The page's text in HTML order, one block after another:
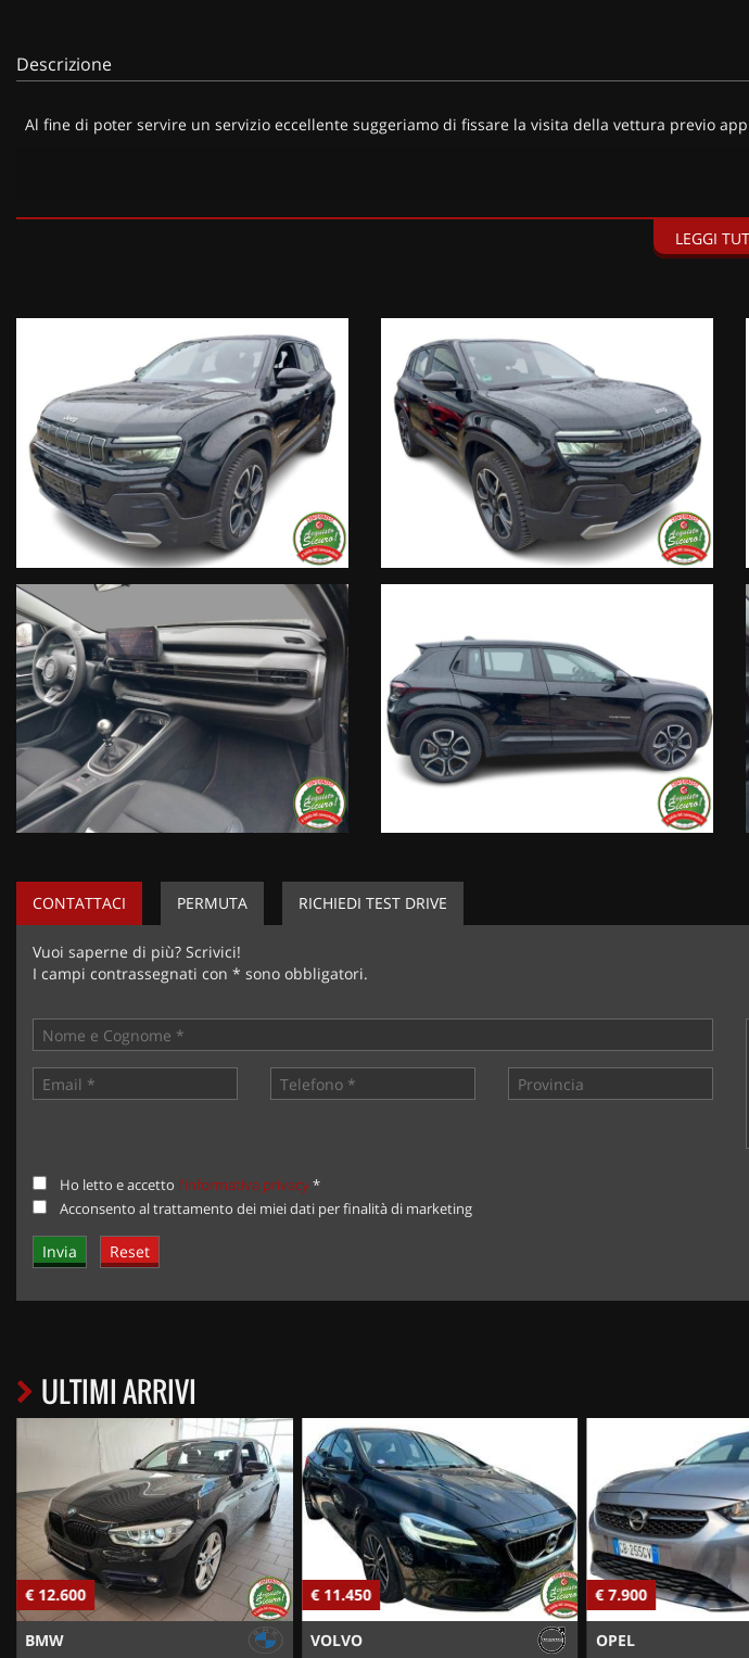
Descrizione
Al fine di poter servire un servizio eccellente suggeriamo di fissare la visita della vettura previo
• Garanzia legale di Conformità prevista obbligatoriamente dal Codice del Consumo;
• Garanzia estendibile fino a 60 mesi.
Segui Automobili Vendraminie leggi le recensioni che descrivono l’esperienza dei nostri clienti:
• Sul nostro sito ufficiale www.automobilivendramini.it dove potrai trovare l’intero parco auto
• Sulla nostra pagina Facebook
• Sulla nostra pagina Instagram
• Sul nostro profilo Google Business
Live Chat Whatsapp:
+ 39 347 2621925 Orari Dal lunedì al venerdi 08:3012:00 – 14:30/19:30 Sabato 8:30 12:30 14.30
Trasparenza:
• Si precisa che le informazioni contenute negli annunci online e nel proprio sito web sono state
omissioni. Si declina ogni responsabilità per eventuali involontarie incongruenze che non
LEGGI
CONTATTACI PERMUTA RICHIEDI TEST DRIVE
Vuoi saperne di più? Scrivici!
I campi contrassegnati con * sono obbligatori.
Ho letto e accetto l'informativa privacy*
Acconsento al trattamento dei miei dati per finalità di marketing
ULTIMI ARRIVI
€ 12.600
BMW
€ 11.450
VOLVO
€ 7.900
OPEL